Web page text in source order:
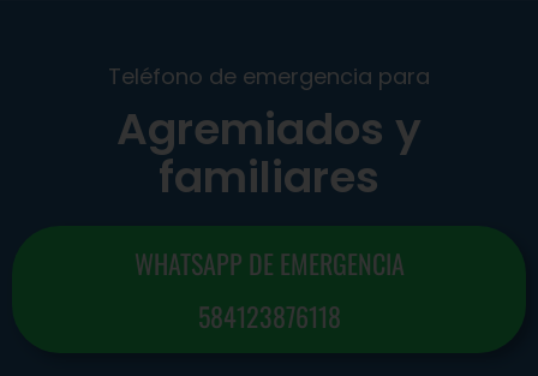
Teléfono de emergencia para
Agremiados y
familiares
WHATSAPP DE EMERGENCIA
584123876118